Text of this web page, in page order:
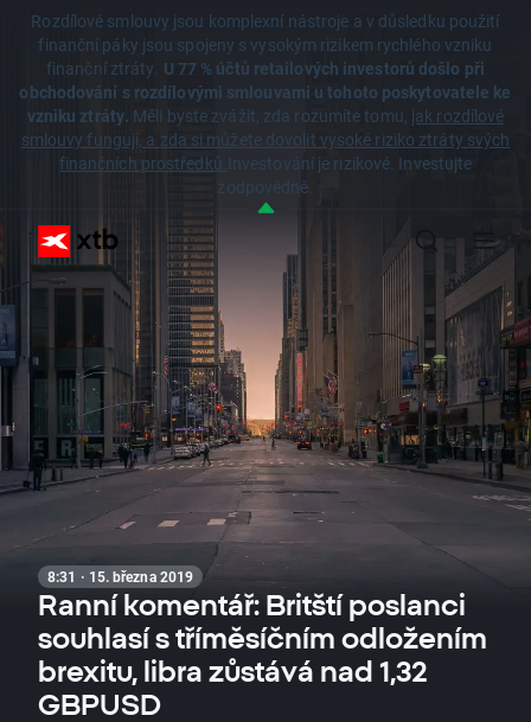
Rozdílové smlouvy jsou komplexní nástroje a v důsledku použití
finanční páky jsou spojeny s vysokým rizikem rychlého vzniku
finanční ztráty. U 77 % účtů retailových investorů došlo při
obchodování s rozdílovými smlouvami u tohoto poskytovatele ke
vzniku ztráty. Měli byste zvážit, zda rozumíte tomu, jak rozdílové
smlouvy fungují, a zda si můžete dovolit vysoké riziko ztráty svých
finančních prostředků.Investování je rizikové. Investujte
zodpovědně.
8:31 · 15. března 2019
Ranní komentář: Britští poslanci
souhlasí s tříměsíčním odložením
brexitu, libra zůstává nad 1,32
GBPUSD